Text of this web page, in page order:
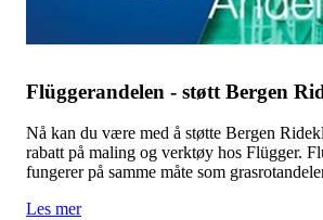
Flüggerandelen - støtt Bergen
Nå kan du være med å støtte Bergen
rabatt på maling og verktøy hos Flügger.
fungerer på samme måte som
Les mer